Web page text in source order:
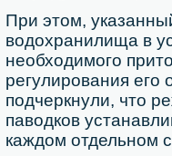
При этом,
водохранилища в
необходимого
регулирования его
подчеркнули, что
паводков
каждом отдельном